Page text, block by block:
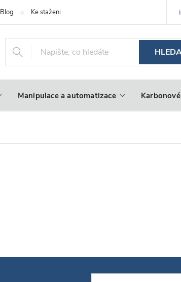
Blog Ke stažení
Manipulace a automatizace